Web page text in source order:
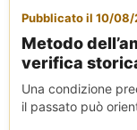
Pubblicato il 10/08/
Metodo
verifica
Una condizione
il passato può